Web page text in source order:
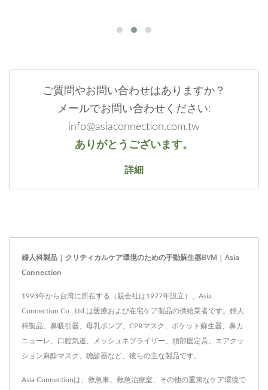
ご質問やお問い合わせはありますか？
メールでお問い合わせください:
info@asiaconnection.com.tw
ありがとうございます。
詳細
婦人科製品 | クリティカルケア環境のための手動蘇生器BVM | Asia
Connection
1993年から台湾に所在する（親会社は1977年設立）、Asia
Connection Co., Ltd.は医療および在宅ケア製品の供給業者です。婦人
科製品、鼻吸引器、母乳ポンプ、CPRマスク、ポケット蘇生器、鼻カ
ニューレ、口腔気道、メッシュネブライザー、頭部固定具、エアクッ
ション麻酔マスク、聴診器など、彼らの主な製品です。
Asia Connectionは、救急車、救急治療室、その他の重篤なケア環境で